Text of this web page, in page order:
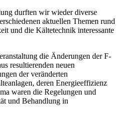
durften wir wieder diverse
aktuellen Themen rund
und die Kältetechnik interessante
die Änderungen der F-
resultierenden neuen
der veränderten
deren Energieeffizienz
waren die Regelungen und
und Behandlung in